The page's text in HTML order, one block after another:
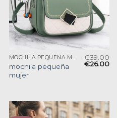
MOCHILA PEQUEÑA MUJER
mochila pequeña
mujer
€39.00
€26.00